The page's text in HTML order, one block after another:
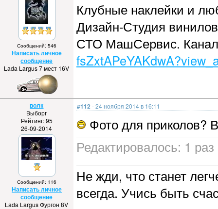
Сообщений: 546
Написать личное
сообщение
Lada Largus 7 мест 16V
Клубные наклейки и
Дизайн-Студия
СТО МашСервис.
волк
Выборг
Рейтинг: 95
26-09-2014
Сообщений: 116
Написать личное
сообщение
Lada Largus Фургон 8V
#112 - 24 ноября 2014 в 16:11
Фото для приколов?
Редактировалось: 1
Не жди, что станет
всегда. Учись быть